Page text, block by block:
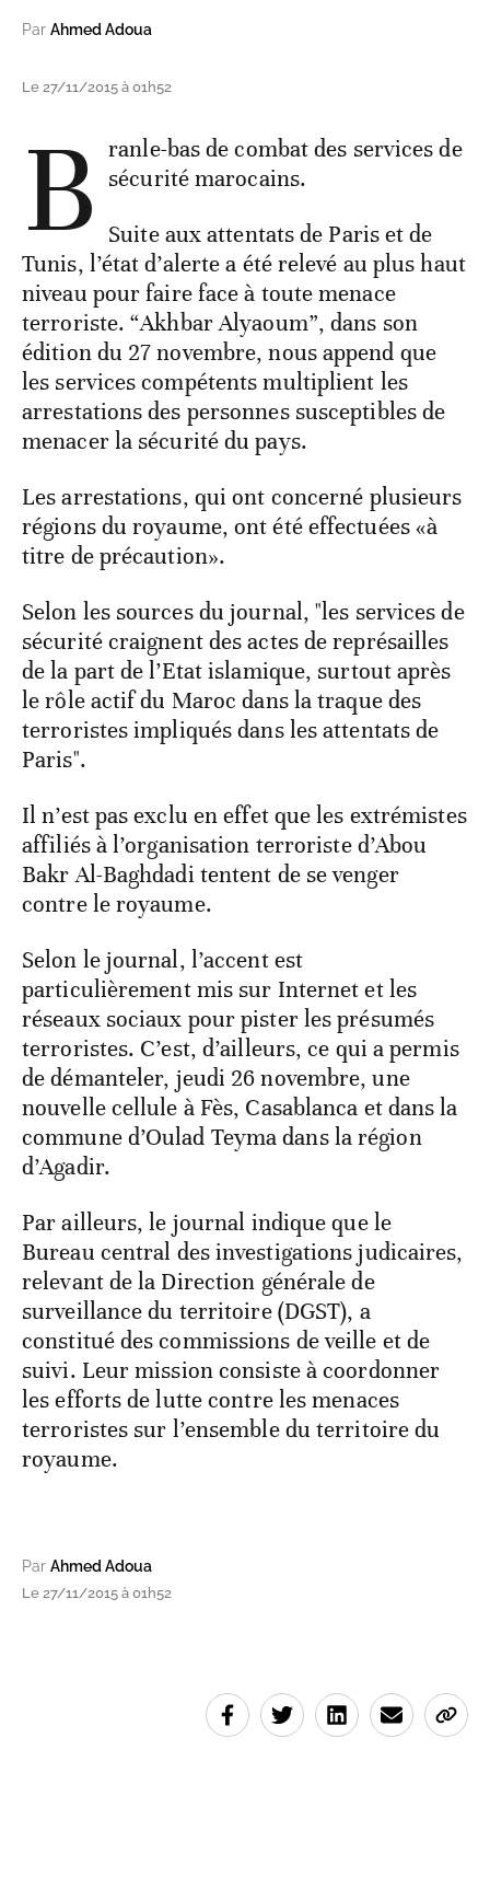
Par Ahmed Adoua
Le 27/11/2015 à 01h52
B ranle-bas de combat des services de
sécurité marocains.
Suite aux attentats de Paris et de
Tunis, l’état d’alerte a été relevé au plus haut
niveau pour faire face à toute menace
terroriste. “Akhbar Alyaoum”, dans son
édition du 27 novembre, nous append que
les services compétents multiplient les
arrestations des personnes susceptibles de
menacer la sécurité du pays.
Les arrestations, qui ont concerné plusieurs
régions du royaume, ont été effectuées «à
titre de précaution».
Selon les sources du journal, "les services de
sécurité craignent des actes de représailles
de la part de l’Etat islamique, surtout après
le rôle actif du Maroc dans la traque des
terroristes impliqués dans les attentats de
Paris".
Il n’est pas exclu en effet que les extrémistes
affiliés à l’organisation terroriste d’Abou
Bakr Al-Baghdadi tentent de se venger
contre le royaume.
Selon le journal, l’accent est
particulièrement mis sur Internet et les
réseaux sociaux pour pister les présumés
terroristes. C’est, d’ailleurs, ce qui a permis
de démanteler, jeudi 26 novembre, une
nouvelle cellule à Fès, Casablanca et dans la
commune d’Oulad Teyma dans la région
d’Agadir.
Par ailleurs, le journal indique que le
Bureau central des investigations judicaires,
relevant de la Direction générale de
surveillance du territoire (DGST), a
constitué des commissions de veille et de
suivi. Leur mission consiste à coordonner
les efforts de lutte contre les menaces
terroristes sur l’ensemble du territoire du
royaume.
Par Ahmed Adoua
Le 27/11/2015 à 01h52